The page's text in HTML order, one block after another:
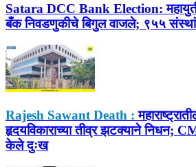
Satara DCC Bank Election:
बँक निवडणुकीचे बिगुल वाजले; ९५५
Rajesh Sawant Death :
हृदयविकाराच्या तीव्र झटक्याने निधन;
केले दुःख